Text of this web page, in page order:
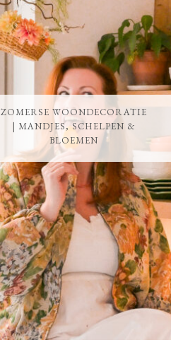
ZOMERSE WOONDECORATIE
| MANDJES, SCHELPEN &
BLOEMEN